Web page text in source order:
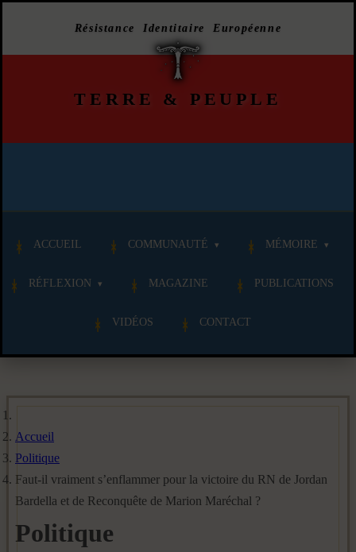
Résistance Identitaire Européenne
TERRE & PEUPLE
ACCUEIL COMMUNAUTÉ MÉMOIRE
RÉFLEXION MAGAZINE PUBLICATIONS
VIDÉOS CONTACT
Accueil
Politique
Faut-il vraiment s’enflammer pour la victoire du RN de Jordan
Bardella et de Reconquête de Marion Maréchal ?
Politique